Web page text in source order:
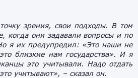
зрения, свои подходы. В том
когда они задавали вопросы и по
я их предупредил: «Это наши не
близкие нам государства». И я
это учитывали. Надо отдать
учитывают», – сказал он.